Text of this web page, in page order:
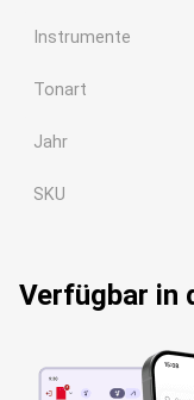
Instrumente
Tonart
Jahr
SKU
Verfügbar in